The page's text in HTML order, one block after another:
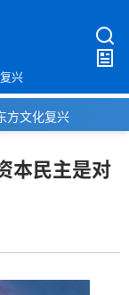
兴
方文化复兴
本民主是对